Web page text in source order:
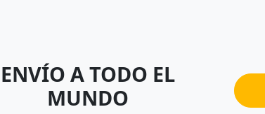
ENVÍO A TODO EL
MUNDO